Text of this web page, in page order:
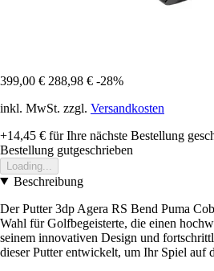
399,00 € 288,98 € -28%
inkl. MwSt. zzgl. Versandkosten
+14,45 € für Ihre nächste Bestellung
Bestellung gutgeschrieben
Loading...
Beschreibung
Der Putter 3dp Agera RS Bend Puma
Wahl für Golfbegeisterte, die einen
seinem innovativen Design und
dieser Putter entwickelt, um Ihr Spiel auf